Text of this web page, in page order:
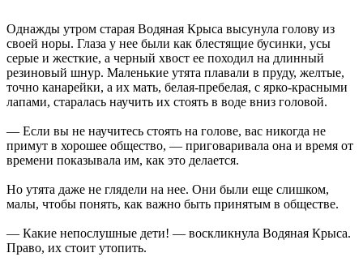
Однажды утром старая Водяная Крыса высунула голову из
своей норы. Глаза у нее были как блестящие бусинки, усы
серые и жесткие, а черный хвост ее походил на длинный
резиновый шнур. Маленькие утята плавали в пруду, желтые,
точно канарейки, а их мать, белая-пребелая, с ярко-красными
лапами, старалась научить их стоять в воде вниз головой.
— Если вы не научитесь стоять на голове, вас никогда не
примут в хорошее общество, — приговаривала она и время от
времени показывала им, как это делается.
Но утята даже не глядели на нее. Они были еще слишком,
малы, чтобы понять, как важно быть принятым в обществе.
— Какие непослушные дети! — воскликнула Водяная Крыса.
Право, их стоит утопить.